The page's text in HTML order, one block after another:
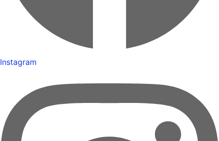
Instagram